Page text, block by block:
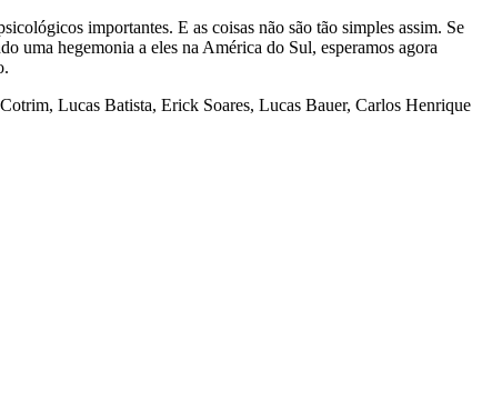
importantes. E as coisas não são tão simples assim. Se
uma hegemonia a eles na América do Sul, esperamos agora
Lucas Batista, Erick Soares, Lucas Bauer, Carlos Henrique